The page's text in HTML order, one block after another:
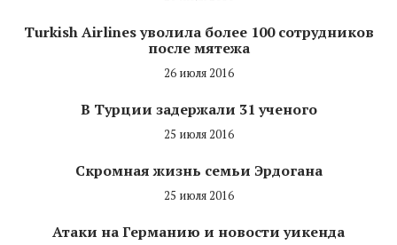
Turkish Airlines уволила более 100 сотрудников
после мятежа
26 июля 2016
В Турции задержали 31 ученого
25 июля 2016
Скромная жизнь семьи Эрдогана
25 июля 2016
Атаки на Германию и новости уикенда